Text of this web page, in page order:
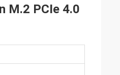
M.2 PCIe 4.0